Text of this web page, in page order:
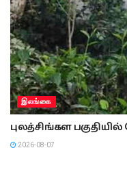
இலங்கை
புலத்சிங்கள
2026-08-07